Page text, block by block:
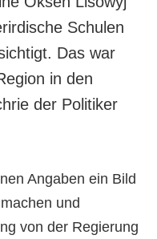
Abonnement
Fotobank
Schulen
Das war
in den
der Politiker
Angaben ein Bild
und
von der Regierung